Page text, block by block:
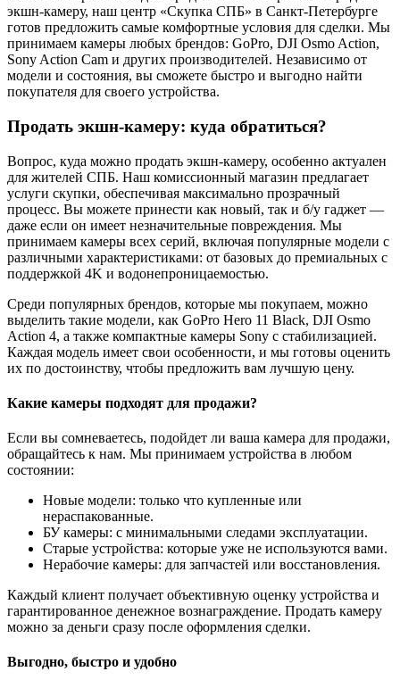
экшн-камеру, наш центр «Скупка СПБ» в Санкт-Петербурге
готов предложить самые комфортные условия для сделки. Мы
принимаем камеры любых брендов: GoPro, DJI Osmo Action,
Sony Action Cam и других производителей. Независимо от
модели и состояния, вы сможете быстро и выгодно найти
покупателя для своего устройства.
Продать экшн-камеру: куда обратиться?
Вопрос, куда можно продать экшн-камеру, особенно актуален
для жителей СПБ. Наш комиссионный магазин предлагает
услуги скупки, обеспечивая максимально прозрачный
процесс. Вы можете принести как новый, так и б/у гаджет —
даже если он имеет незначительные повреждения. Мы
принимаем камеры всех серий, включая популярные модели с
различными характеристиками: от базовых до премиальных с
поддержкой 4K и водонепроницаемостью.
Среди популярных брендов, которые мы покупаем, можно
выделить такие модели, как GoPro Hero 11 Black, DJI Osmo
Action 4, а также компактные камеры Sony с стабилизацией.
Каждая модель имеет свои особенности, и мы готовы оценить
их по достоинству, чтобы предложить вам лучшую цену.
Какие камеры подходят для продажи?
Если вы сомневаетесь, подойдет ли ваша камера для продажи,
обращайтесь к нам. Мы принимаем устройства в любом
состоянии:
Новые модели: только что купленные или
нераспакованные.
БУ камеры: с минимальными следами эксплуатации.
Старые устройства: которые уже не используются вами.
Нерабочие камеры: для запчастей или восстановления.
Каждый клиент получает объективную оценку устройства и
гарантированное денежное вознаграждение. Продать камеру
можно за деньги сразу после оформления сделки.
Выгодно, быстро и удобно